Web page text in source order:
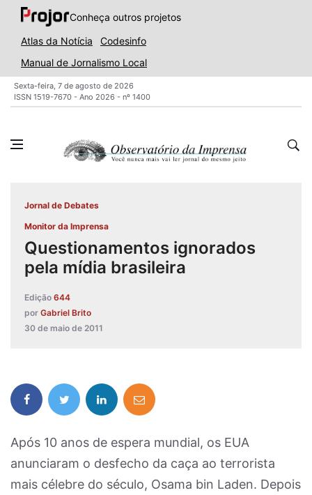
Conheça outros projetos
Atlas da Notícia
Codesinfo
Manual de Jornalismo Local
Sexta-feira, 7 de agosto de 2026
ISSN 1519-7670 - Ano 2026 - nº 1400
Jornal de Debates
Monitor da Imprensa
Questionamentos ignorados
pela mídia brasileira
Edição 644
por Gabriel Brito
30 de maio de 2011
Após 10 anos de espera mundial, os EUA
anunciaram o desfecho da caça ao terrorista
mais célebre do século, Osama bin Laden. Depois